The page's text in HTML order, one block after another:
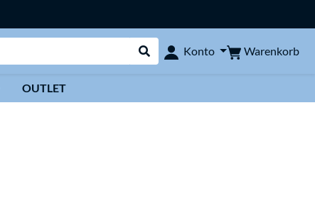
Suche durchführen
Konto Warenkorb
OUTLET